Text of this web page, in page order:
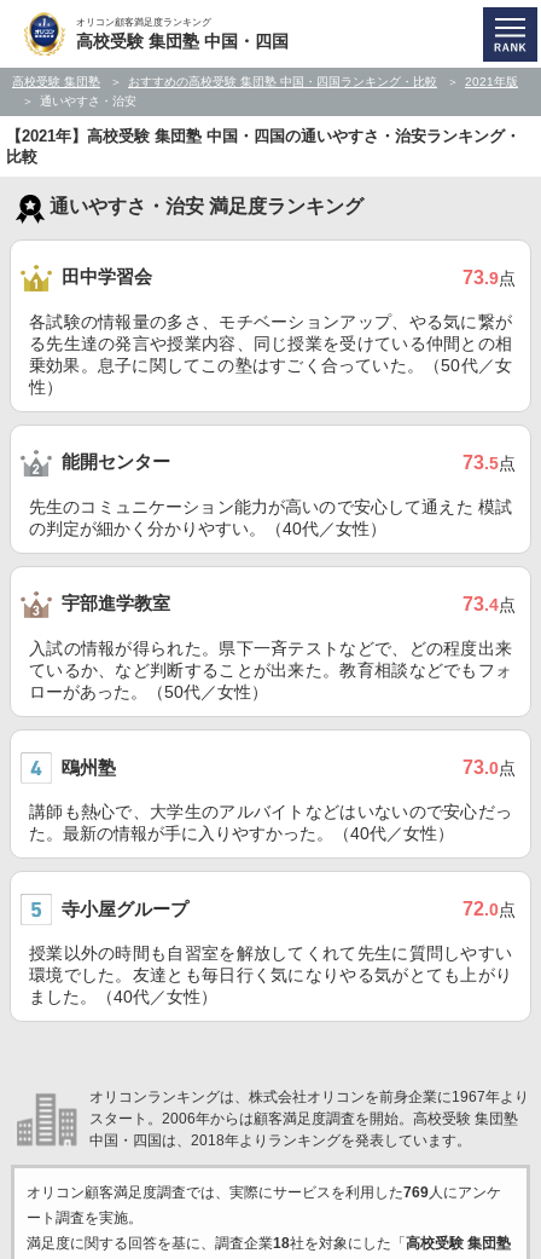
オリコン顧客満足度ランキング
高校受験 集団塾 中国・四国
高校受験 集団塾 おすすめの高校受験 集団塾 中国・四国ランキング・比較
2021年版
通いやすさ・治安
【2021年】高校受験 集団塾 中国・四国の通いやすさ・治安ランキング・
比較
通いやすさ・治安 満足度ランキング
田中学習会 73.9点
各試験の情報量の多さ、モチベーションアップ、やる気に繋が
る先生達の発言や授業内容、同じ授業を受けている仲間との相
乗効果。息子に関してこの塾はすごく合っていた。（50代／女
性）
能開センター 73.5点
先生のコミュニケーション能力が高いので安心して通えた 模試
の判定が細かく分かりやすい。（40代／女性）
宇部進学教室 73.4点
入試の情報が得られた。県下一斉テストなどで、どの程度出来
ているか、など判断することが出来た。教育相談などでもフォ
ローがあった。（50代／女性）
鴎州塾 73.0点
講師も熱心で、大学生のアルバイトなどはいないので安心だっ
た。最新の情報が手に入りやすかった。（40代／女性）
寺小屋グループ 72.0点
授業以外の時間も自習室を解放してくれて先生に質問しやすい
環境でした。友達とも毎日行く気になりやる気がとても上がり
ました。（40代／女性）
オリコンランキングは、株式会社オリコンを前身企業に1967年より
スタート。2006年からは顧客満足度調査を開始。高校受験 集団塾
中国・四国は、2018年よりランキングを発表しています。
オリコン顧客満足度調査では、実際にサービスを利用した769人にアンケ
ート調査を実施。
満足度に関する回答を基に、調査企業18社を対象にした「 高校受験 集団塾